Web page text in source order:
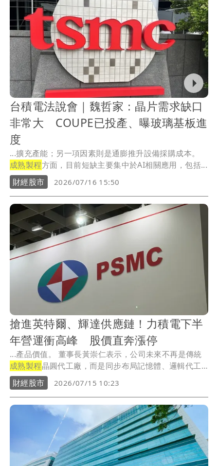
台積電法說會｜魏哲家：晶片需求缺口
非常大 COUPE已投產、曝玻璃基板進
度
...擴充產能；另一項因素則是通膨推升設備採購成本。
成熟製程方面，目前短缺主要集中於AI相關應用，包括...
財經股市
2026/07/16 15:50
搶進英特爾、輝達供應鏈！力積電下半
年營運衝高峰 股價直奔漲停
...產品價值。 董事長黃崇仁表示，公司未來不再是傳統
成熟製程晶圓代工廠，而是同步布局記憶體、邏輯代工
及...
財經股市 2026/07/15 10:23